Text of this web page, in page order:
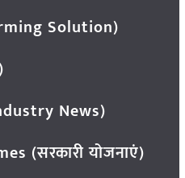
Solution)
News)
(सरकारी योजनाएं)